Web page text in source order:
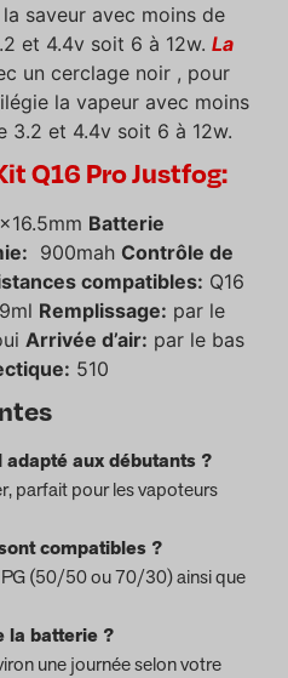
saveur avec moins de
et 4.4v soit 6 à 12w. La
un cerclage noir , pour
la vapeur avec moins
3.2 et 4.4v soit 6 à 12w.
Q16 Pro Justfog:
Batterie
900mah Contrôle de
compatibles: Q16
Remplissage: par le
Arrivée d’air: par le bas
510
aux débutants ?
parfait pour les vapoteurs
compatibles ?
(50/50 ou 70/30) ainsi que
la batterie ?
une journée selon votre